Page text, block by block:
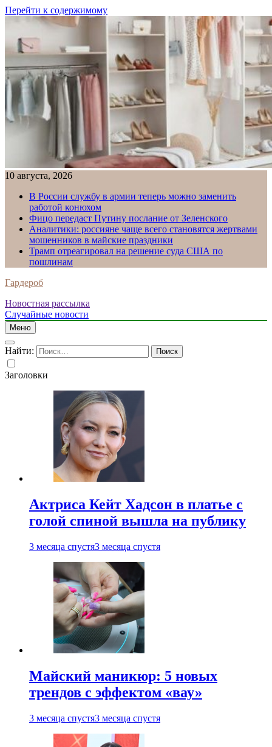
Перейти к содержимому
10 августа, 2026
В России службу в армии теперь можно заменить
работой конюхом
Фицо передаст Путину послание от Зеленского
Аналитики: россияне чаще всего становятся жертвами
мошенников в майские праздники
Трамп отреагировал на решение суда США по
пошлинам
Гардероб
Новостная рассылка
Случайные новости
Меню
Найти:
Заголовки
Актриса Кейт Хадсон в платье с
голой спиной вышла на публику
3 месяца спустя3 месяца спустя
Майский маникюр: 5 новых
трендов с эффектом «вау»
3 месяца спустя3 месяца спустя